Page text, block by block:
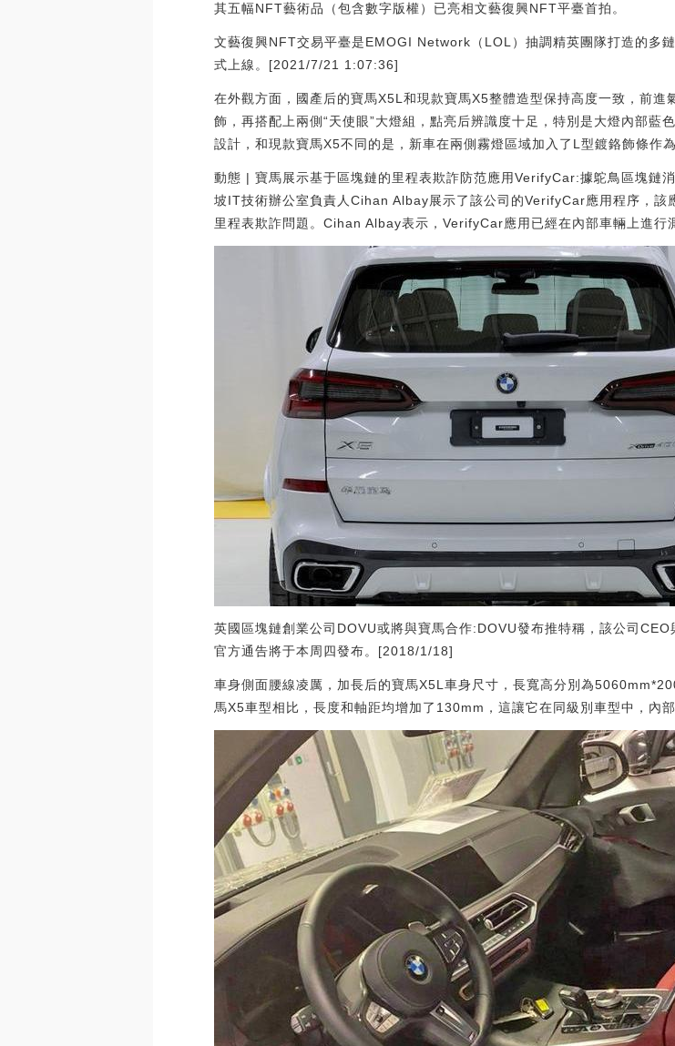
其五幅NFT藝術品（包含數字版權）已亮相文藝復興NFT平臺首拍。
文藝復興NFT交易平臺是EMOGI Network（LOL）抽調精英團隊打造的多
式上線。[2021/7/21 1:07:36]
在外觀方面，國產后的寶馬X5L和現款寶馬X5整體造型保持高度一致，前進
飾，再搭配上兩側“天使眼”大燈組，點亮后辨識度十足，特別是大燈內部藍
設計，和現款寶馬X5不同的是，新車在兩側霧燈區域加入了L型鍍鉻飾條作
動態 | 寶馬展示基于區塊鏈的里程表欺詐防范應用VerifyCar:據鴕鳥區塊鏈
坡IT技術辦公室負責人Cihan Albay展示了該公司的VerifyCar應用程序，該
里程表欺詐問題。Cihan Albay表示，VerifyCar應用已經在內部車輛上進
英國區塊鏈創業公司DOVU或將與寶馬合作:DOVU發布推特稱，該公司
官方通告將于本周四發布。[2018/1/18]
車身側面腰線凌厲，加長后的寶馬X5L車身尺寸，長寬高分別為
馬X5車型相比，長度和軸距均增加了130mm，這讓它在同級別車型中，內